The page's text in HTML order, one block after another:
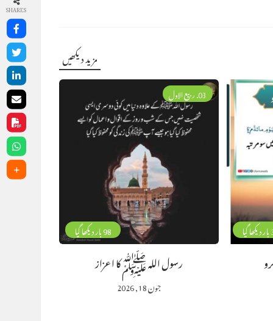
مزید دیکھیں
98 بار دیکھا گیا
03. ربیع الاول
رسول اللہ ﷺ کا اعزاز
جون 18, 2026
SHARES